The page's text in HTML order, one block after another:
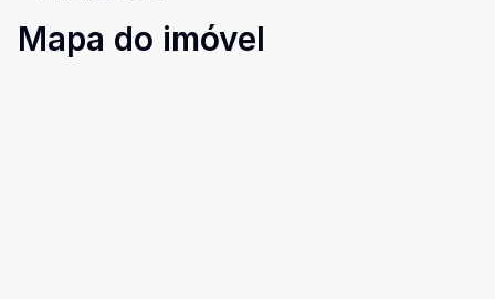
Mapa do imóvel